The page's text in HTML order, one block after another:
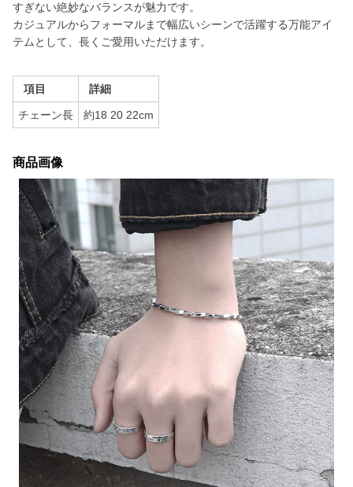
すぎない絶妙なバランスが魅力です。
カジュアルからフォーマルまで幅広いシーンで活躍する万能アイ
テムとして、長くご愛用いただけます。
項目 詳細
チェーン長 約18 20 22cm
商品画像